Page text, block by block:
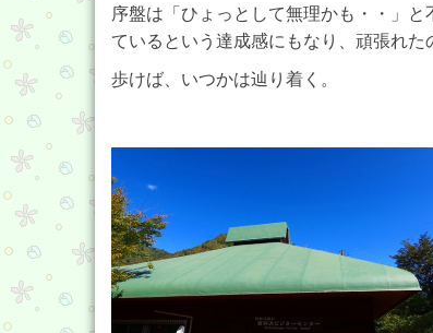
序盤は「ひょっとして無理かも・・」
ているという達成感にもなり、頑張れた
歩けば、いつかは辿り着く。